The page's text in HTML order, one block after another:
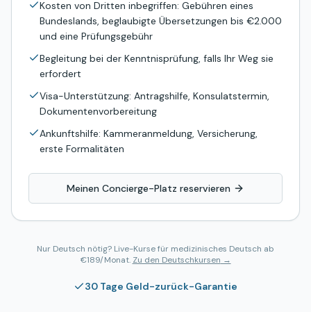
Kosten von Dritten inbegriffen: Gebühren eines
Bundeslands, beglaubigte Übersetzungen bis €2.000
und eine Prüfungsgebühr
Begleitung bei der Kenntnisprüfung, falls Ihr Weg sie
erfordert
Visa-Unterstützung: Antragshilfe, Konsulatstermin,
Dokumentenvorbereitung
Ankunftshilfe: Kammeranmeldung, Versicherung,
erste Formalitäten
Meinen Concierge-Platz reservieren
Nur Deutsch nötig? Live-Kurse für medizinisches Deutsch ab
€189/Monat. Zu den Deutschkursen →
30 Tage Geld-zurück-Garantie